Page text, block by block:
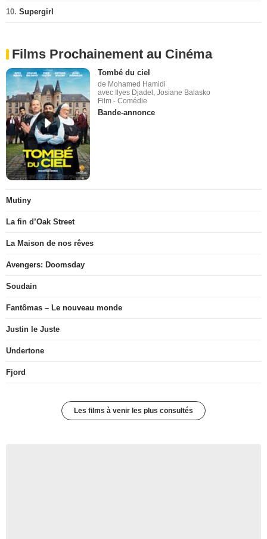
10. Supergirl
Films Prochainement au Cinéma
Tombé du ciel
de Mohamed Hamidi
avec Ilyes Djadel, Josiane Balasko
Film - Comédie
Bande-annonce
Mutiny
La fin d’Oak Street
La Maison de nos rêves
Avengers: Doomsday
Soudain
Fantômas – Le nouveau monde
Justin le Juste
Undertone
Fjord
Les films à venir les plus consultés